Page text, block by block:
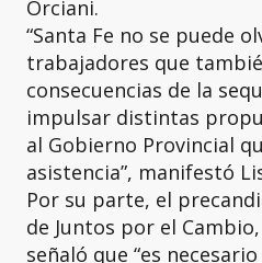
Orciani.
“Santa Fe no se puede
trabajadores que
consecuencias de la
impulsar distintas
al Gobierno Provincial
asistencia”, manifestó
Por su parte, el
de Juntos por el
señaló que “es